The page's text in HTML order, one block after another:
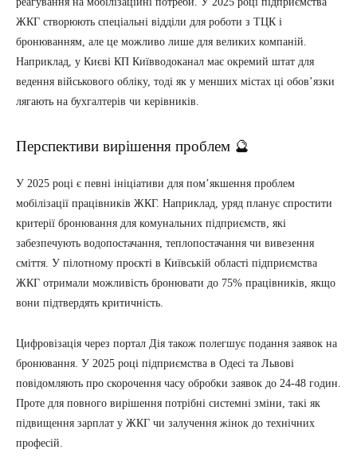
ЖКГ створюють спеціальні відділи для роботи з ТЦК і
бронюванням, але це можливо лише для великих компаній.
Наприклад, у Києві КП Київводоканал має окремий штат для
ведення військового обліку, тоді як у менших містах ці обов’язки
лягають на бухгалтерів чи керівників.
Перспективи вирішення проблем 🔮
У 2025 році є певні ініціативи для пом’якшення проблем
мобілізації працівників ЖКГ. Наприклад, уряд планує спростити
критерії бронювання для комунальних підприємств, які
забезпечують водопостачання, теплопостачання чи вивезення
сміття. У пілотному проєкті в Київській області підприємства
ЖКГ отримали можливість бронювати до 75% працівників, якщо
вони підтвердять критичність.
Цифровізація через портал Дія також полегшує подання заявок на
бронювання. У 2025 році підприємства в Одесі та Львові
повідомляють про скорочення часу обробки заявок до 24-48 годин.
Проте для повного вирішення потрібні системні зміни, такі як
підвищення зарплат у ЖКГ чи залучення жінок до технічних
професій.